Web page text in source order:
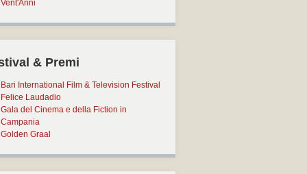
Vent'Anni
& Premi
Bari International Film & Television Festival
Felice Laudadio
Gala del Cinema e della Fiction in
Campania
Golden Graal